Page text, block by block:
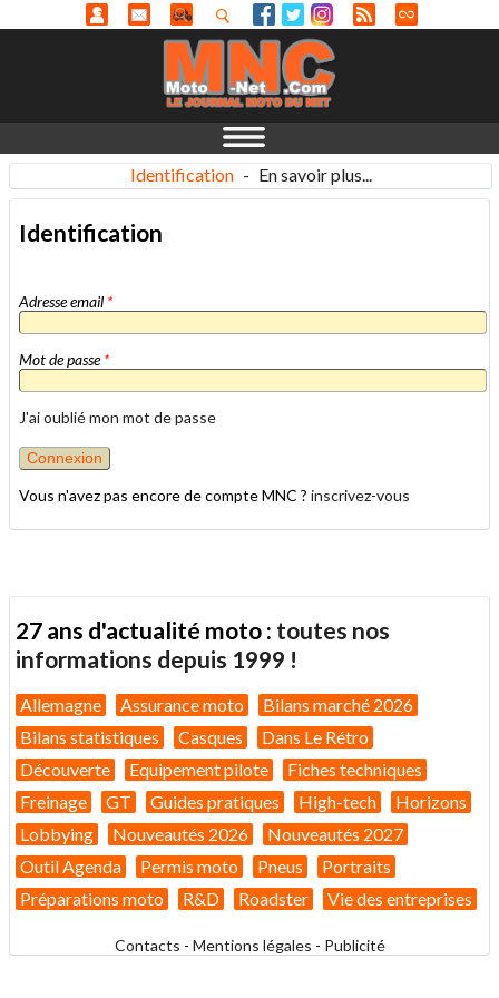
Identification - En savoir plus...
Identification
Adresse email *
Mot de passe*
J'ai oublié mon mot de passe
Vous n'avez pas encore de compte MNC ? inscrivez-vous
27 ans d'actualité moto : toutes nos
informations depuis 1999 !
Allemagne Assurance moto
Bilans marché 2026
Bilans statistiques
Casques
Dans Le Rétro
Découverte
Equipement pilote
Fiches techniques
Freinage
GT Guides pratiques High-tech
Horizons
Lobbying
Nouveautés 2026
Nouveautés 2027
Outil Agenda
Permis moto Pneus
Portraits
Préparations moto
R&D Roadster Vie des entreprises
Contacts - Mentions légales - Publicité